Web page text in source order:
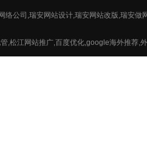
络公司,瑞安网站设计,瑞安网站改版,瑞安
,松江网站推广,百度优化,google海外推荐,